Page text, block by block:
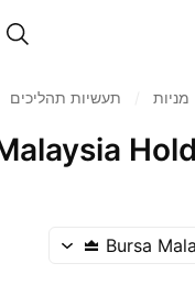
מניות‏ תעשיות תהליכים
Bursa